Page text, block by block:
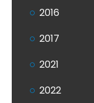
2016
2017
2021
2022